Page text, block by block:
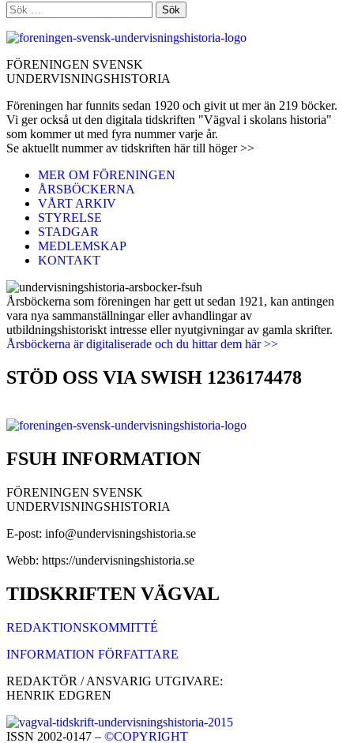
Sök
efter:
FÖRENINGEN SVENSK
UNDERVISNINGSHISTORIA
Föreningen har funnits sedan 1920 och givit ut mer än 219 böcker.
Vi ger också ut den digitala tidskriften "Vägval i skolans historia"
som kommer ut med fyra nummer varje år.
Se aktuellt nummer av tidskriften här till höger >>
MER OM FÖRENINGEN
ÅRSBÖCKERNA
VÅRT ARKIV
STYRELSE
STADGAR
MEDLEMSKAP
KONTAKT
Årsböckerna som föreningen har gett ut sedan 1921, kan antingen
vara nya sammanställningar eller avhandlingar av
utbildningshistoriskt intresse eller nyutgivningar av gamla skrifter.
Årsböckerna är digitaliserade och du hittar dem här >>
STÖD OSS VIA SWISH 1236174478
FSUH INFORMATION
FÖRENINGEN SVENSK
UNDERVISNINGSHISTORIA
E-post: info@undervisningshistoria.se
Webb: https://undervisningshistoria.se
TIDSKRIFTEN VÄGVAL
REDAKTIONSKOMMITTÉ
INFORMATION FÖRFATTARE
REDAKTÖR / ANSVARIG UTGIVARE:
HENRIK EDGREN
ISSN 2002-0147 – ©COPYRIGHT